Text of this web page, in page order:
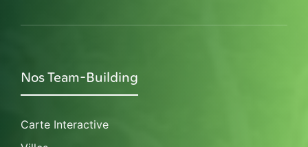
Nos Team-Building
Carte Interactive